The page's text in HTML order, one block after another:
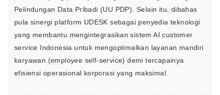
Pelindungan Data Pribadi (UU PDP). Selain itu, dibahas
pula sinergi platform UDESK sebagai penyedia teknologi
yang membantu mengintegrasikan sistem AI customer
service Indonesia untuk mengoptimalkan layanan mandiri
karyawan (employee self-service) demi tercapainya
efisiensi operasional korporasi yang maksimal.